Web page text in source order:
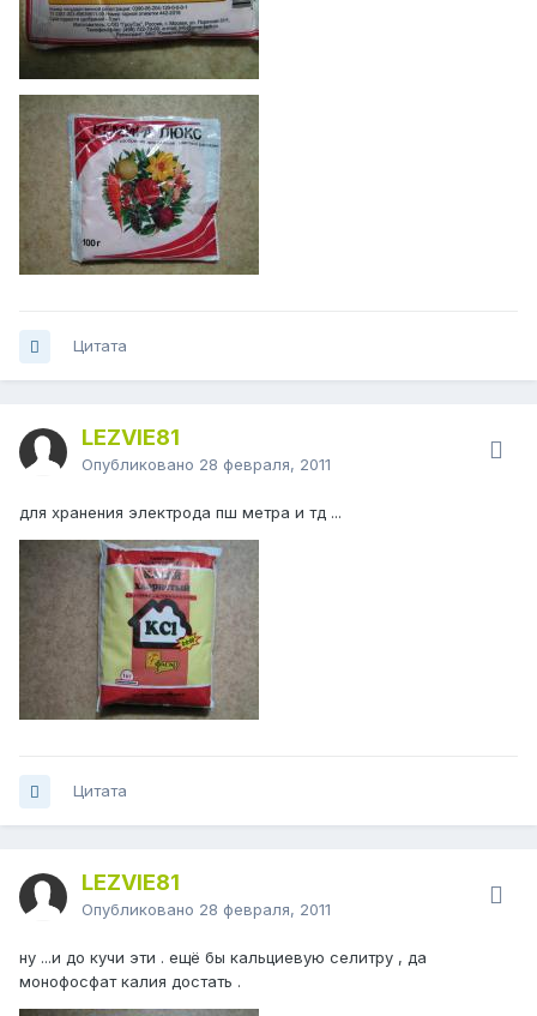
Цитата
LEZVIE81
Опубликовано 28 февраля, 2011
для хранения электрода пш метра и тд ...
Цитата
LEZVIE81
Опубликовано 28 февраля, 2011
ну ...и до кучи эти . ещё бы кальциевую селитру , да
монофосфат калия достать .